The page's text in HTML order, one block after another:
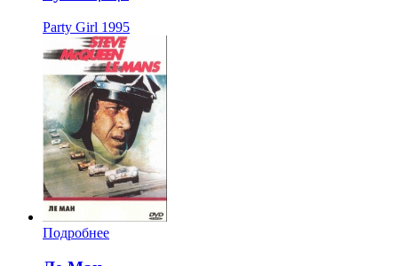
Party Girl 1995
Подробнее